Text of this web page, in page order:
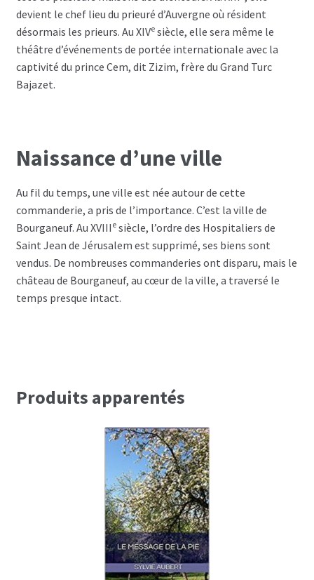
devient le chef lieu du prieuré d’Auvergne où résident
désormais les prieurs. Au XIVesiècle, elle sera même le
théâtre d’événements de portée internationale avec la
captivité du prince Cem, dit Zizim, frère du Grand Turc
Bajazet.
Naissance d’une ville
Au fil du temps, une ville est née autour de cette
commanderie, a pris de l’importance. C’est la ville de
Bourganeuf. Au XVIII esiècle, l’ordre des Hospitaliers de
Saint Jean de Jérusalem est supprimé, ses biens sont
vendus. De nombreuses commanderies ont disparu, mais le
château de Bourganeuf, au cœur de la ville, a traversé le
temps presque intact.
Produits apparentés